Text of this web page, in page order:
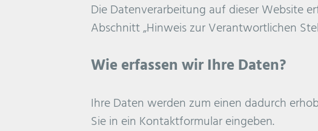
Die Datenverarbeitung auf dieser Website
Abschnitt „Hinweis zur Verantwortlichen
Wie erfassen wir Ihre Daten?
Ihre Daten werden zum einen dadurch
Sie in ein Kontaktformular eingeben.